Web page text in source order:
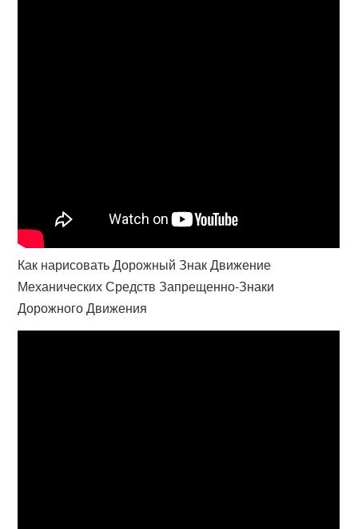
Как нарисовать Дорожный Знак Движение
Механических Средств Запрещенно-Знаки
Дорожного Движения